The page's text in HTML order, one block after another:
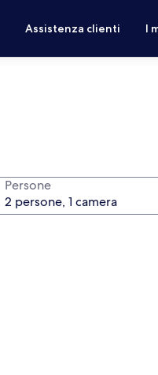
Assistenza clienti I
Persone